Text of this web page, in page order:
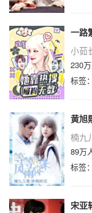
一路
小茹
230
标签：
黄旭
楠九
89万
标签：
宋亚